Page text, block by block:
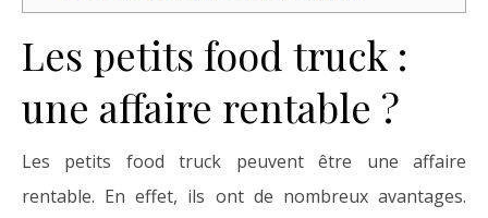
Les petits food truck :
une affaire rentable ?
Les petits food truck peuvent être une affaire
rentable. En effet, ils ont de nombreux avantages.